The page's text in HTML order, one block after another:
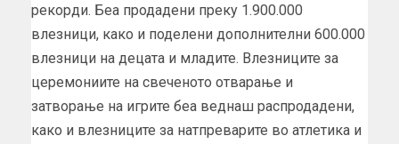
рекорди. Беа продадени преку 1.900.000
влезници, како и поделени дополнителни 600.000
влезници на децата и младите. Влезниците за
церемониите на свеченото отварање и
затворање на игрите беа веднаш распродадени,
како и влезниците за натпреварите во атлетика и